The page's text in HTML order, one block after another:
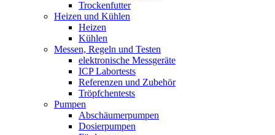
Trockenfutter
Heizen und Kühlen
Heizen
Kühlen
Messen, Regeln und Testen
elektronische Messgeräte
ICP Labortests
Referenzen und Zubehör
Tröpfchentests
Pumpen
Abschäumerpumpen
Dosierpumpen